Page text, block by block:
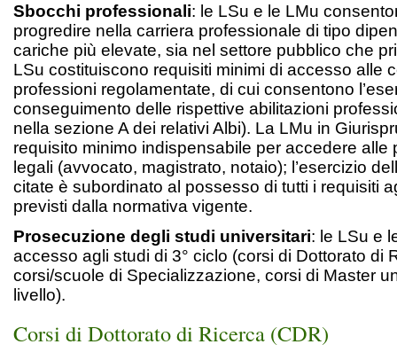
Sbocchi professionali: le LSu e le LMu
progredire nella carriera professionale di tipo
cariche più elevate, sia nel settore pubblico che
LSu costituiscono requisiti minimi di accesso alle
professioni regolamentate, di cui consentono
conseguimento delle rispettive abilitazioni
nella sezione A dei relativi Albi). La LMu in
requisito minimo indispensabile per accedere alle
legali (avvocato, magistrato, notaio); l’esercizio
citate è subordinato al possesso di tutti i requisiti
previsti dalla normativa vigente.
Prosecuzione degli studi universitari: le LSu e
accesso agli studi di 3° ciclo (corsi di Dottorato di
corsi/scuole di Specializzazione, corsi di Master
livello).
Corsi di Dottorato di Ricerca (CDR)